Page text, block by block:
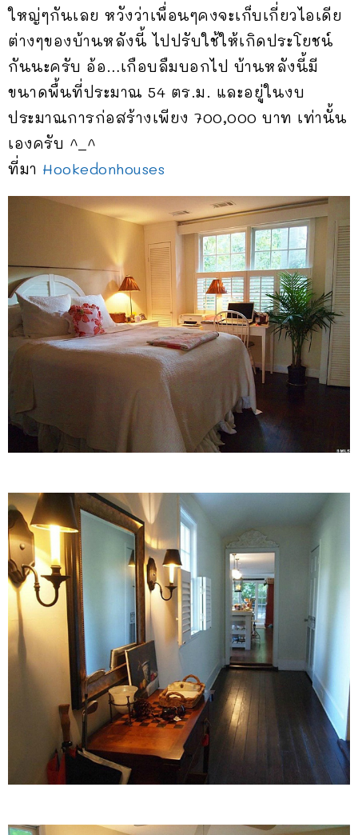
ใหญ่ๆกันเลย หวังว่าเพื่อนๆคงจะเก็บเกี่ยวไอเดีย
ต่างๆของบ้านหลังนี้ ไปปรับใช้ให้เกิดประโยชน์
กันนะครับ อ้อ…เกือบลืมบอกไป บ้านหลังนี้มี
ขนาดพื้นที่ประมาณ 54 ตร.ม. และอยู่ในงบ
ประมาณการก่อสร้างเพียง 700,000 บาท เท่านั้น
เองครับ ^_^
ที่มา Hookedonhouses